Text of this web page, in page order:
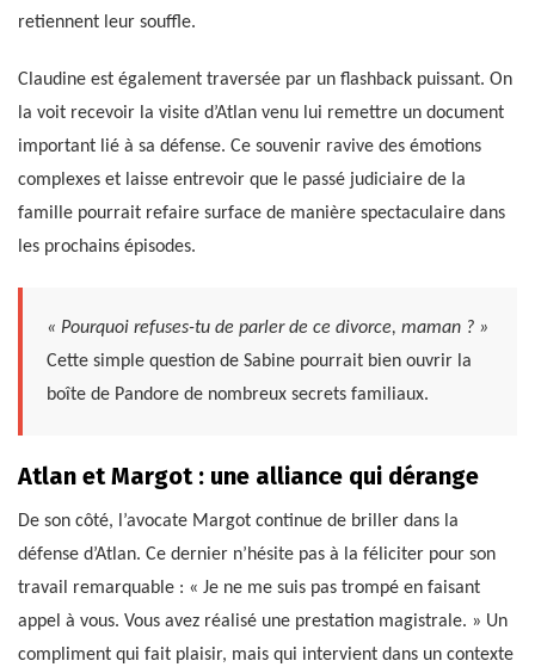
retiennent leur souffle.
Claudine est également traversée par un flashback puissant. On
la voit recevoir la visite d’Atlan venu lui remettre un document
important lié à sa défense. Ce souvenir ravive des émotions
complexes et laisse entrevoir que le passé judiciaire de la
famille pourrait refaire surface de manière spectaculaire dans
les prochains épisodes.
« Pourquoi refuses-tu de parler de ce divorce, maman ? »
Cette simple question de Sabine pourrait bien ouvrir la
boîte de Pandore de nombreux secrets familiaux.
Atlan et Margot : une alliance qui dérange
De son côté, l’avocate Margot continue de briller dans la
défense d’Atlan. Ce dernier n’hésite pas à la féliciter pour son
travail remarquable : « Je ne me suis pas trompé en faisant
appel à vous. Vous avez réalisé une prestation magistrale. » Un
compliment qui fait plaisir, mais qui intervient dans un contexte